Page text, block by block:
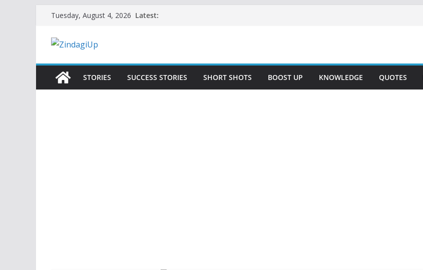
content
Tuesday, August 4, 2026 Latest:
STORIES SUCCESS STORIES SHORT SHOTS BOOST UP KNOWLEDGE QUOTES